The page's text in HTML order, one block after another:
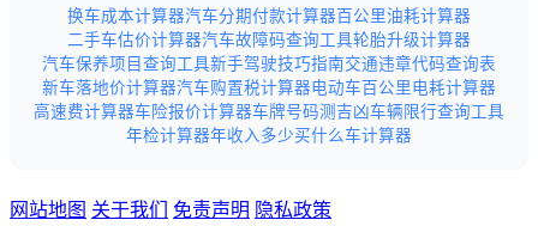
换车成本计算器汽车分期付款计算器百公里油耗计算器
二手车估价计算器汽车故障码查询工具轮胎升级计算器
汽车保养项目查询工具新手驾驶技巧指南交通违章代码查询表
新车落地价计算器汽车购置税计算器电动车百公里电耗计算器
高速费计算器车险报价计算器车牌号码测吉凶车辆限行查询工具
年检计算器年收入多少买什么车计算器
网站地图 关于我们 免责声明 隐私政策